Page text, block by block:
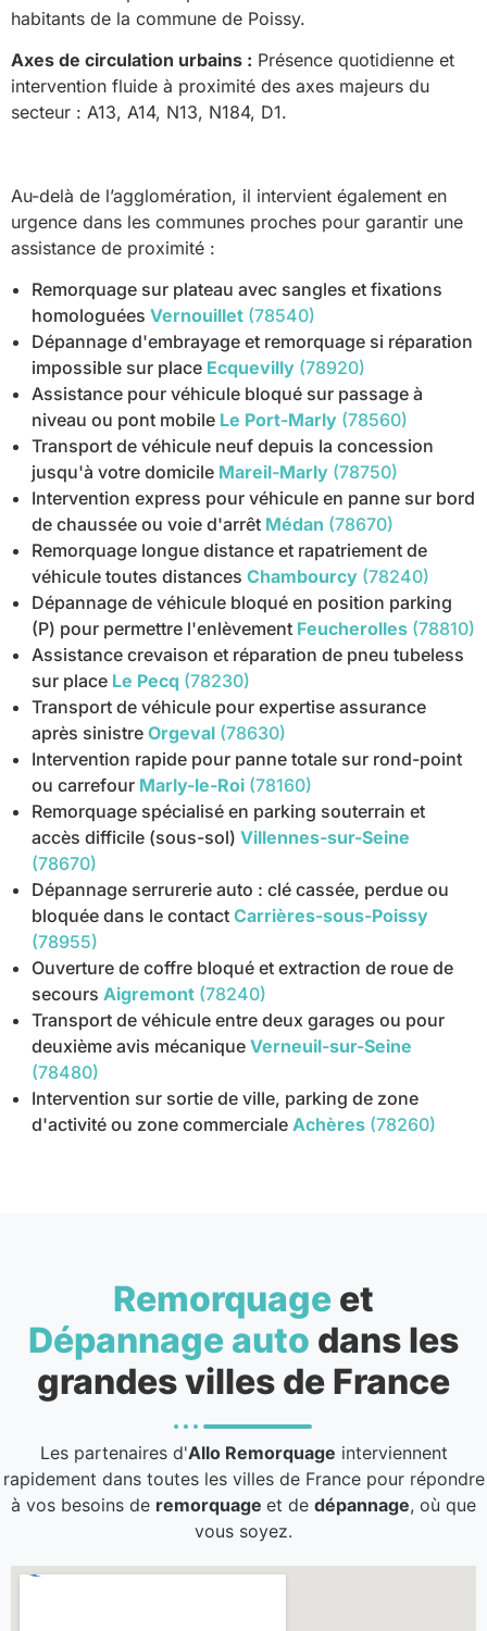
habitants de la commune de Poissy.
Axes de circulation urbains : Présence quotidienne et
intervention fluide à proximité des axes majeurs du
secteur : A13, A14, N13, N184, D1.
Au-delà de l’agglomération, il intervient également en
urgence dans les communes proches pour garantir une
assistance de proximité :
Remorquage sur plateau avec sangles et fixations
homologuées Vernouillet (78540)
Dépannage d'embrayage et remorquage si réparation
impossible sur place Ecquevilly (78920)
Assistance pour véhicule bloqué sur passage à
niveau ou pont mobile Le Port-Marly (78560)
Transport de véhicule neuf depuis la concession
jusqu'à votre domicile Mareil-Marly (78750)
Intervention express pour véhicule en panne sur bord
de chaussée ou voie d'arrêt Médan (78670)
Remorquage longue distance et rapatriement de
véhicule toutes distances Chambourcy (78240)
Dépannage de véhicule bloqué en position parking
(P) pour permettre l'enlèvement Feucherolles (78810)
Assistance crevaison et réparation de pneu tubeless
sur place Le Pecq (78230)
Transport de véhicule pour expertise assurance
après sinistre Orgeval (78630)
Intervention rapide pour panne totale sur rond-point
ou carrefour Marly-le-Roi (78160)
Remorquage spécialisé en parking souterrain et
accès difficile (sous-sol) Villennes-sur-Seine
(78670)
Dépannage serrurerie auto : clé cassée, perdue ou
bloquée dans le contact Carrières-sous-Poissy
(78955)
Ouverture de coffre bloqué et extraction de roue de
secours Aigremont (78240)
Transport de véhicule entre deux garages ou pour
deuxième avis mécanique Verneuil-sur-Seine
(78480)
Intervention sur sortie de ville, parking de zone
d'activité ou zone commerciale Achères (78260)
Remorquage et
Dépannage auto dans les
grandes villes de France
Les partenaires d'Allo Remorquage interviennent
rapidement dans toutes les villes de France pour répondre
à vos besoins de remorquage et de dépannage, où que
vous soyez.